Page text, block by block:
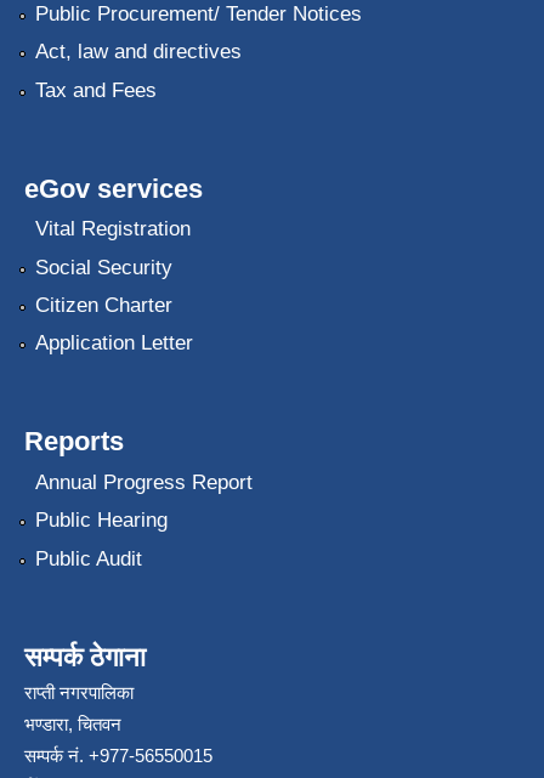
Public Procurement/ Tender Notices
Act, law and directives
Tax and Fees
eGov services
Vital Registration
Social Security
Citizen Charter
Application Letter
Reports
Annual Progress Report
Public Hearing
Public Audit
सम्पर्क ठेगाना
राप्ती नगरपालिका
भण्डारा, चितवन
सम्पर्क नं. +977-56550015